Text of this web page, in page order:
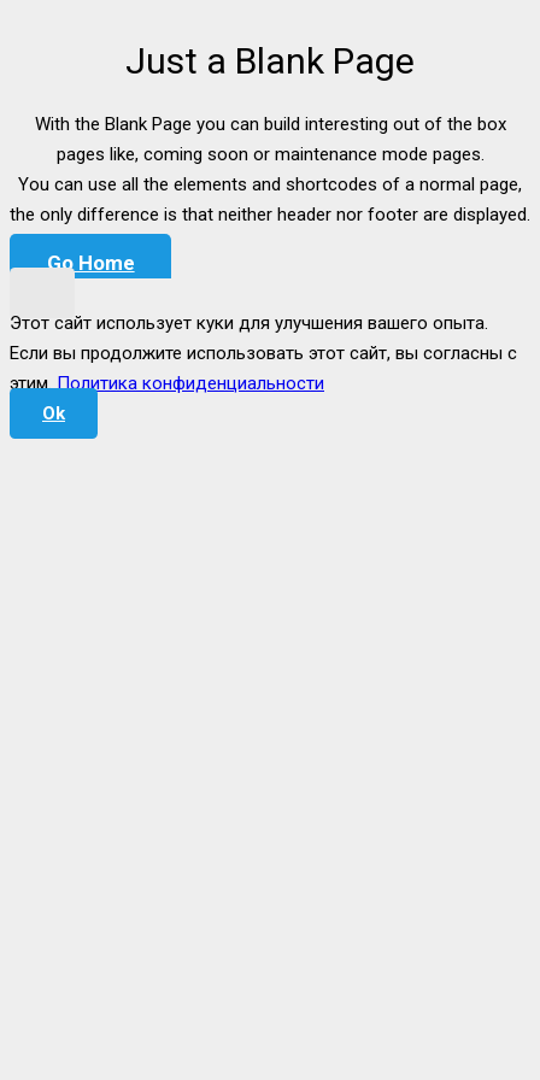
Just a Blank Page
With the Blank Page you can build interesting out of the box
pages like, coming soon or maintenance mode pages.
You can use all the elements and shortcodes of a normal page,
the only difference is that neither header nor footer are displayed.
Go Home
Этот сайт использует куки для улучшения вашего опыта.
Если вы продолжите использовать этот сайт, вы согласны с
этим.Политика конфиденциальности
Ok